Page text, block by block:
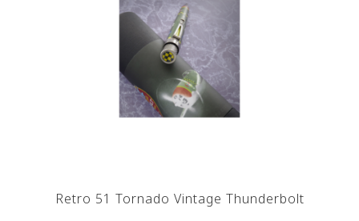
Retro 51 Tornado Vintage Thunderbolt